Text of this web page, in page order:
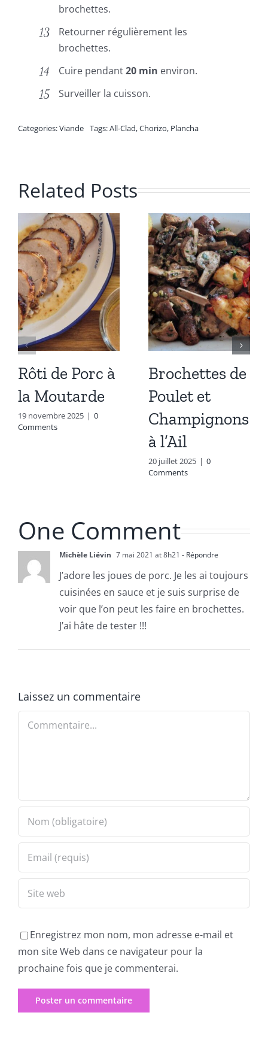
brochettes.
Retourner régulièrement les
brochettes.
Cuire pendant20 min environ.
Surveiller la cuisson.
Categories:Viande Tags:All-Clad,Chorizo, Plancha
Related Posts
Rôti de Porc à
la Moutarde
19 novembre 2025 | 0
Comments
Brochettes de
Poulet et
Champignons
à l’Ail
20 juillet 2025 | 0
Comments
One Comment
Michèle Liévin 7 mai 2021 at 8h21 - Répondre
J’adore les joues de porc. Je les ai toujours
cuisinées en sauce et je suis surprise de
voir que l’on peut les faire en brochettes.
J’ai hâte de tester !!!
Laissez un commentaire
Commentaire
Enregistrez mon nom, mon adresse e-mail et
mon site Web dans ce navigateur pour la
prochaine fois que je commenterai.